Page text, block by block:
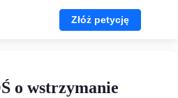
Złóż petycję
o wstrzymanie